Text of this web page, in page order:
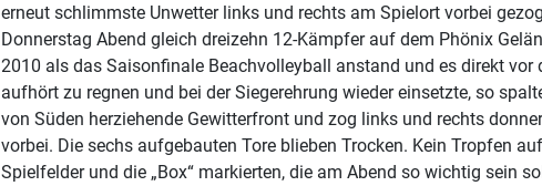
erneut schlimmste Unwetter links und rechts am Spielort vorbei
Donnerstag Abend gleich dreizehn 12-Kämpfer auf dem Phönix
2010 als das Saisonfinale Beachvolleyball anstand und es direkt vor
aufhört zu regnen und bei der Siegerehrung wieder einsetzte, so
von Süden herziehende Gewitterfront und zog links und rechts
vorbei. Die sechs aufgebauten Tore blieben Trocken. Kein Tropfen
Spielfelder und die „Box“ markierten, die am Abend so wichtig sein